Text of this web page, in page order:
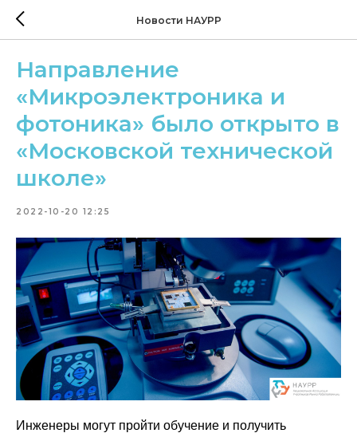
Новости НАУРР
Направление
«Микроэлектроника и
фотоника» было открыто в
«Московской технической
школе»
2022-10-20 12:25
Инженеры могут пройти обучение и получить